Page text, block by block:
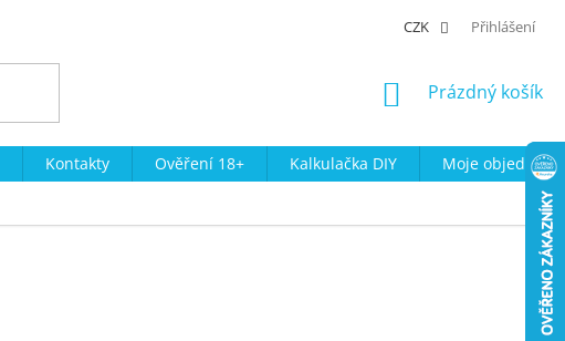
CZK Přihlášení
NÁKUPNÍ
Prázdný košík
Kontakty Ověření 18+ Kalkulačka DIY
Moje